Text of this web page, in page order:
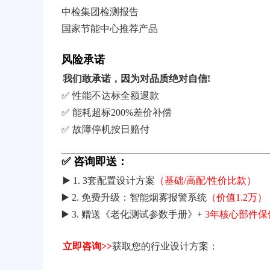
中检集团检测报告
国家节能中心推荐产品
风险承诺
我们敢承诺，因为对品质绝对自信!
✅ 性能不达标全额退款
✅ 能耗超标200%差价补偿
✅ 故障停机按日赔付
✅ 咨询即送：
▶️ 1. 3套配置设计方案 （基础/高配/性价比款）
▶️ 2. 免费升级：智能烟雾报警系统 （价值1.2万）
▶️ 3. 赠送《老化测试参数手册》+ 3年核心部件保
立即咨询>>获取您的行业设计方案：